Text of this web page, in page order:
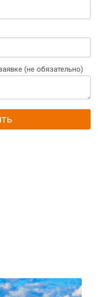
(не обязательно)